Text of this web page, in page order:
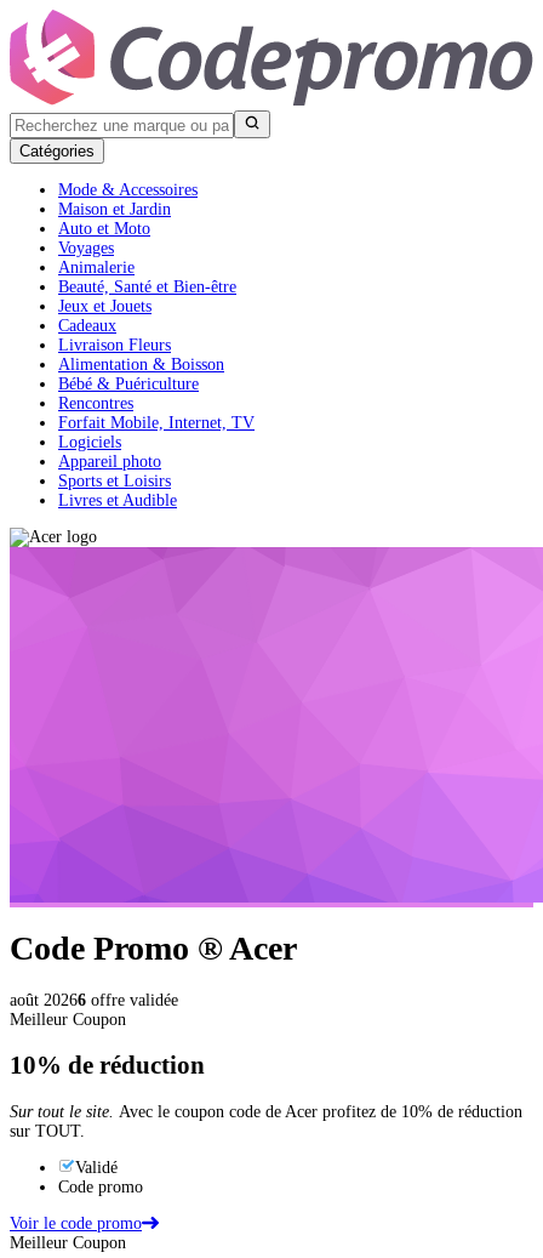
Catégories
Mode & Accessoires
Maison et Jardin
Auto et Moto
Voyages
Animalerie
Beauté, Santé et Bien-être
Jeux et Jouets
Cadeaux
Livraison Fleurs
Alimentation & Boisson
Bébé & Puériculture
Rencontres
Forfait Mobile, Internet, TV
Logiciels
Appareil photo
Sports et Loisirs
Livres et Audible
Code Promo ®Acer
août 20266 offre validée
Meilleur Coupon
10% de réduction
Sur tout le site. Avec le coupon code de Acer profitez de 10% de réduction
sur TOUT.
Validé
Code promo
Voir le code promo
Meilleur Coupon